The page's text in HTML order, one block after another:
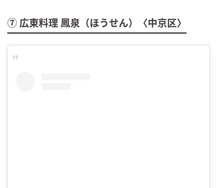
⑦ 広東料理 鳳泉（ほうせん）〈中京区〉